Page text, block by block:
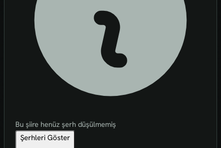
Bu şiire henüz şerh düşülmemiş
Şerhleri Göster